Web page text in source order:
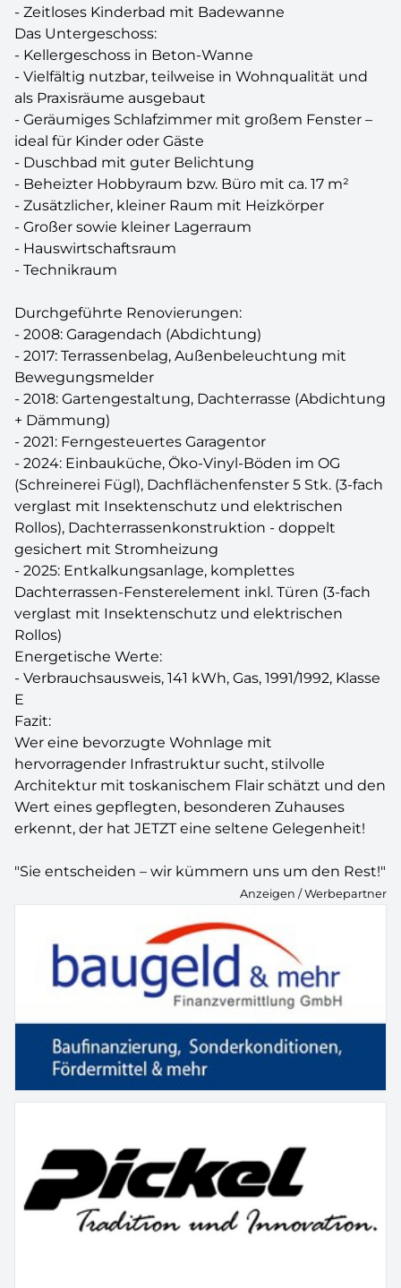
- Zeitloses Kinderbad mit Badewanne
Das Untergeschoss:
- Kellergeschoss in Beton-Wanne
- Vielfältig nutzbar, teilweise in Wohnqualität und
als Praxisräume ausgebaut
- Geräumiges Schlafzimmer mit großem Fenster –
ideal für Kinder oder Gäste
- Duschbad mit guter Belichtung
- Beheizter Hobbyraum bzw. Büro mit ca. 17 m²
- Zusätzlicher, kleiner Raum mit Heizkörper
- Großer sowie kleiner Lagerraum
- Hauswirtschaftsraum
- Technikraum
Durchgeführte Renovierungen:
- 2008: Garagendach (Abdichtung)
- 2017: Terrassenbelag, Außenbeleuchtung mit
Bewegungsmelder
- 2018: Gartengestaltung, Dachterrasse (Abdichtung
+ Dämmung)
- 2021: Ferngesteuertes Garagentor
- 2024: Einbauküche, Öko-Vinyl-Böden im OG
(Schreinerei Fügl), Dachflächenfenster 5 Stk. (3-fach
verglast mit Insektenschutz und elektrischen
Rollos), Dachterrassenkonstruktion - doppelt
gesichert mit Stromheizung
- 2025: Entkalkungsanlage, komplettes
Dachterrassen-Fensterelement inkl. Türen (3-fach
verglast mit Insektenschutz und elektrischen
Rollos)
Energetische Werte:
- Verbrauchsausweis, 141 kWh, Gas, 1991/1992, Klasse
E
Fazit:
Wer eine bevorzugte Wohnlage mit
hervorragender Infrastruktur sucht, stilvolle
Architektur mit toskanischem Flair schätzt und den
Wert eines gepflegten, besonderen Zuhauses
erkennt, der hat JETZT eine seltene Gelegenheit!
"Sie entscheiden – wir kümmern uns um den Rest!"
Anzeigen / Werbepartner